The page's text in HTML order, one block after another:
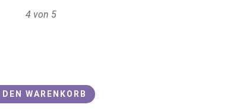
4 von 5
DEN WARENKORB